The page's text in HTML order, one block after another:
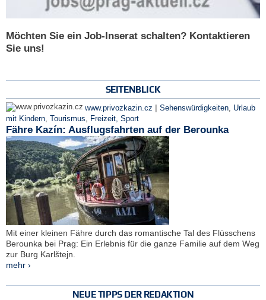
Möchten Sie ein Job-Inserat schalten? Kontaktieren
Sie uns!
SEITENBLICK
www.privozkazin.cz | Sehenswürdigkeiten, Urlaub
mit Kindern, Tourismus, Freizeit, Sport
Fähre Kazín: Ausflugsfahrten auf der Berounka
Mit einer kleinen Fähre durch das romantische Tal des Flüsschens
Berounka bei Prag: Ein Erlebnis für die ganze Familie auf dem Weg
zur Burg Karlštejn.
mehr ›
NEUE TIPPS DER REDAKTION